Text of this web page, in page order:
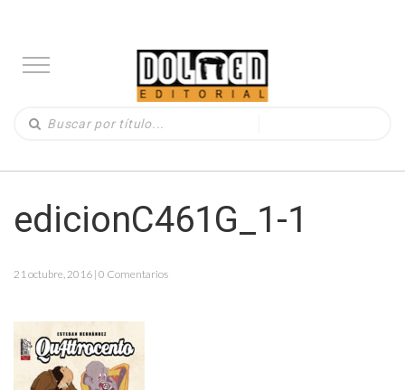
edicionC461G_1-1
21 octubre, 2016 | 0 Comentarios